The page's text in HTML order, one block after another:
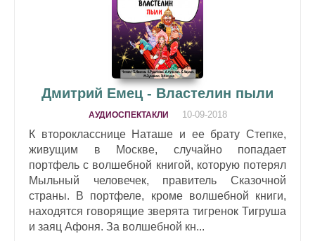
Дмитрий Емец - Властелин пыли
АУДИОСПЕКТАКЛИ 10-09-2018
К второкласснице Наташе и ее брату Степке,
живущим в Москве, случайно попадает
портфель с волшебной книгой, которую потерял
Мыльный человечек, правитель Сказочной
страны. В портфеле, кроме волшебной книги,
находятся говорящие зверята тигренок Тигруша
и заяц Афоня. За волшебной кн...